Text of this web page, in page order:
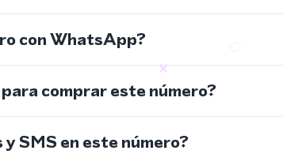
con WhatsApp?
comprar este número?
SMS en este número?